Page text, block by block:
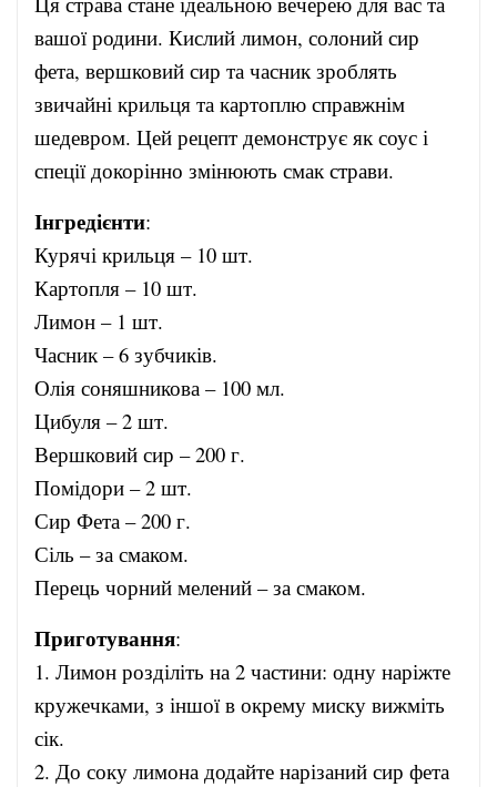
вашої родини. Кислий лимон, солоний сир
фета, вершковий сир та часник зроблять
звичайні крильця та картоплю справжнім
шедевром. Цей рецепт демонструє як соус і
спеції докорінно змінюють смак страви.
Інгредієнти:
Курячі крильця – 10 шт.
Картопля – 10 шт.
Лимон – 1 шт.
Часник – 6 зубчиків.
Олія соняшникова – 100 мл.
Цибуля – 2 шт.
Вершковий сир – 200 г.
Помідори – 2 шт.
Сир Фета – 200 г.
Сіль – за смаком.
Перець чорний мелений – за смаком.
Приготування:
1. Лимон розділіть на 2 частини: одну наріжте
кружечками, з іншої в окрему миску вижміть
сік.
2. До соку лимона додайте нарізаний сир фета